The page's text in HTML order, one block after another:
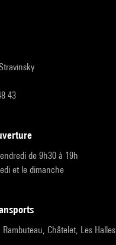
43
de 9h30 à 19h
et le dimanche
Rambuteau, Châtelet, Les Halles